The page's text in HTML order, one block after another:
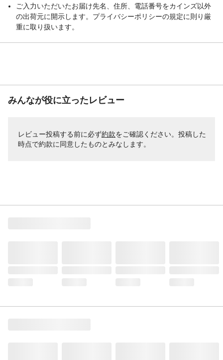
ご入力いただいたお届け先名、住所、電話番号をカインズ以外
の出荷元に開示します。プライバシーポリシーの規定に則り厳
重に取り扱います。
みんなが役に立ったレビュー
レビュー投稿する前に必ず約款をご確認ください。投稿した
時点で約款に同意したものとみなします。